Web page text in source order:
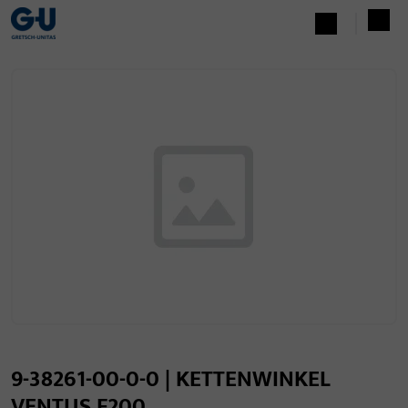
9-38261-00-0-0 | KETTENWINKEL